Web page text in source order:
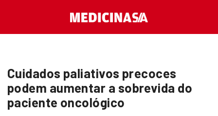
Cuidados paliativos precoces
podem aumentar a sobrevida do
paciente oncológico